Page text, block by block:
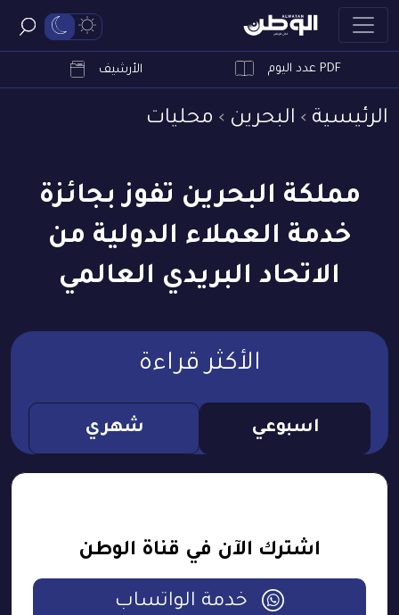
PDF عدد اليوم الأرشيف
الرئيسية البحرين محليات
مملكة البحرين تفوز بجائزة
خدمة العملاء الدولية من
الاتحاد البريدي العالمي
الأكثر قراءة
اسبوعي شهري
اشترك الآن في قناة الوطن
خدمة الواتساب